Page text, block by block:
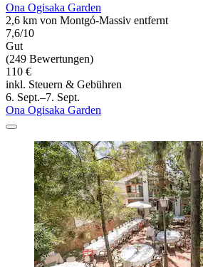
Ona Ogisaka Garden
2,6 km von Montgó-Massiv entfernt
7,6/10
Gut
(249 Bewertungen)
110 €
inkl. Steuern & Gebühren
6. Sept.–7. Sept.
Ona Ogisaka Garden